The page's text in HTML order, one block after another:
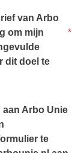
van Arbo
om mijn
dit doel te
*
aan Arbo Unie
te